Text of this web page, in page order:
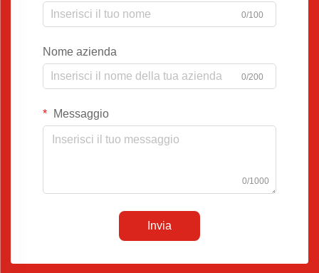
0/100
Nome azienda
0/200
Messaggio
0/1000
Invia